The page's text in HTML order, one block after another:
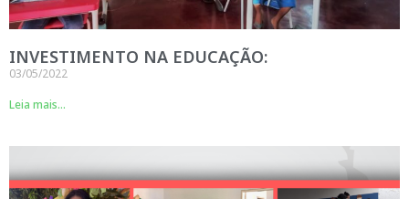
INVESTIMENTO NA EDUCAÇÃO:
03/05/2022
Leia mais...